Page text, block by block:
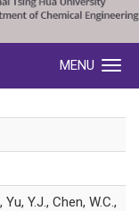
MENU
Yu, Y.J., Chen, W.C.,